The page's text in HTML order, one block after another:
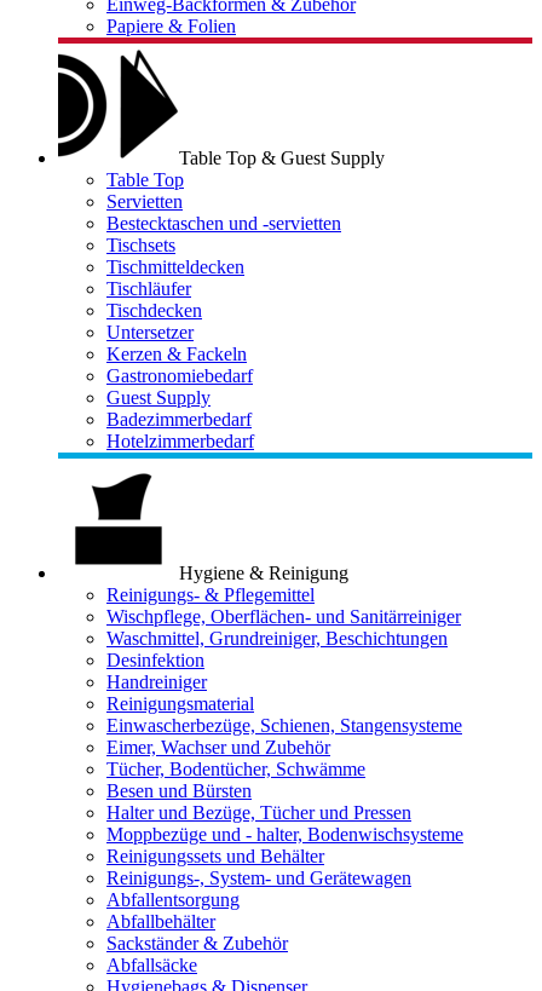
Einweg-Backformen & Zubehör
Papiere & Folien
Table Top & Guest Supply
Table Top
Servietten
Bestecktaschen und -servietten
Tischsets
Tischmitteldecken
Tischläufer
Tischdecken
Untersetzer
Kerzen & Fackeln
Gastronomiebedarf
Guest Supply
Badezimmerbedarf
Hotelzimmerbedarf
Hygiene & Reinigung
Reinigungs- & Pflegemittel
Wischpflege, Oberflächen- und Sanitärreiniger
Waschmittel, Grundreiniger, Beschichtungen
Desinfektion
Handreiniger
Reinigungsmaterial
Einwascherbezüge, Schienen, Stangensysteme
Eimer, Wachser und Zubehör
Tücher, Bodentücher, Schwämme
Besen und Bürsten
Halter und Bezüge, Tücher und Pressen
Moppbezüge und - halter, Bodenwischsysteme
Reinigungssets und Behälter
Reinigungs-, System- und Gerätewagen
Abfallentsorgung
Abfallbehälter
Sackständer & Zubehör
Abfallsäcke